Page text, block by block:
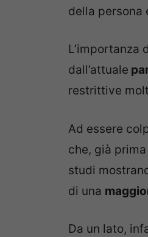
della persona
L’importanza
dall’attuale
restrittive
Ad essere
che, già
studi
di una
Da un lato,